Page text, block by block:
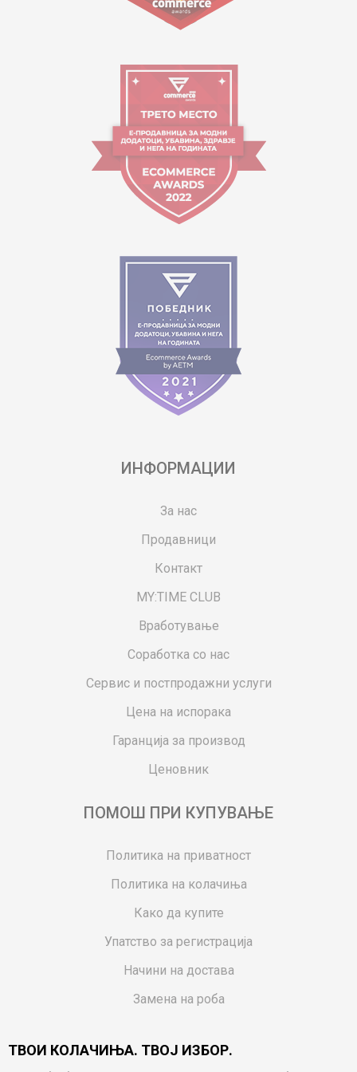
ИНФОРМАЦИИ
За нас
Продавници
Контакт
MY:TIME CLUB
Вработување
Соработка со нас
Сервис и постпродажни услуги
Цена на испорака
Гаранција за производ
Ценовник
ПОМОШ ПРИ КУПУВАЊЕ
Политика на приватност
Политика на колачиња
Како да купите
Упатство за регистрација
Начини на достава
Замена на роба
Ваучери
ТВОИ КОЛАЧИЊА. ТВОЈ ИЗБОР.